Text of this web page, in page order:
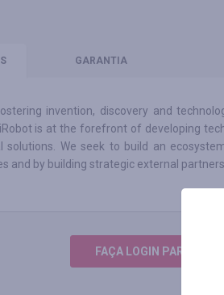
GARANTIA
invention, discovery and
is at the forefront of developing
solutions. We seek to build an
and by building strategic external
FAÇA LOGIN PARA